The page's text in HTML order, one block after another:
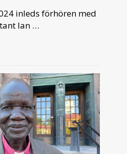
inleds förhören med
Ian …